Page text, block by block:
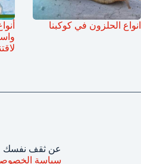
انواع الحلزون في كوكبنا
عن ثقف نفسك
سياسة